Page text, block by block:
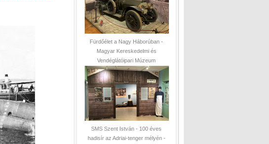
Fürdőélet a Nagy Háborúban -
Magyar Kereskedelmi és
Vendéglátóipari Múzeum
SMS Szent István - 100 éves
hadisír az Adriai-tenger mélyén -